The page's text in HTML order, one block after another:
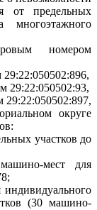
от предельных
многоэтажного
номером
29:22:050502:93,
округе
участков до
мест для
(30 машино-